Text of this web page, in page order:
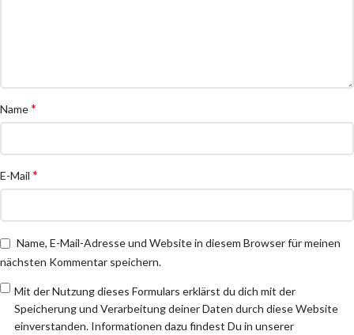
Name*
E-Mail *
Name, E-Mail-Adresse und Website in diesem Browser für meinen
nächsten Kommentar speichern.
Mit der Nutzung dieses Formulars erklärst du dich mit der
Speicherung und Verarbeitung deiner Daten durch diese Website
einverstanden. Informationen dazu findest Du in unserer